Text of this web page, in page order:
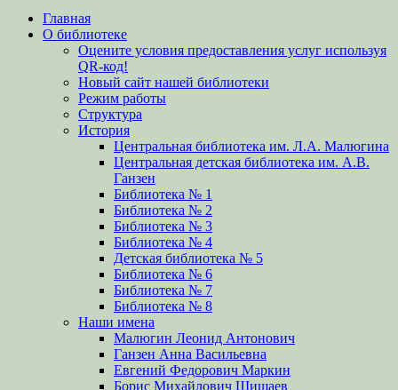
Перейти
содержимому
Главная
О библиотеке
Оцените условия предоставления услуг используя
QR-код!
Новый сайт нашей библиотеки
Режим работы
Структура
История
Центральная библиотека им. Л.А. Малюгина
Центральная детская библиотека им. А.В.
Ганзен
Библиотека № 1
Библиотека № 2
Библиотека № 3
Библиотека № 4
Детская библиотека № 5
Библиотека № 6
Библиотека № 7
Библиотека № 8
Наши имена
Малюгин Леонид Антонович
Ганзен Анна Васильевна
Евгений Федорович Маркин
Борис Михайлович Шишаев